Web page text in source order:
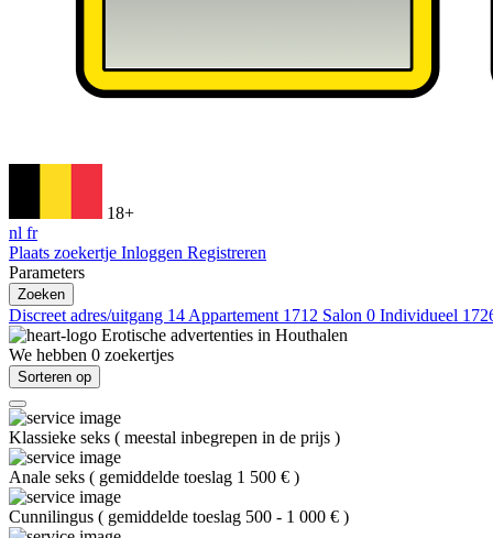
18+
nl fr
Plaats zoekertje Inloggen Registreren
Parameters
Zoeken
Discreet adres/uitgang 14 Appartement 1712 Salon 0 Individueel
Erotische advertenties in Houthalen
We hebben 0 zoekertjes
Sorteren op
Klassieke seks ( meestal inbegrepen in de prijs )
Anale seks ( gemiddelde toeslag 1 500 € )
Cunnilingus ( gemiddelde toeslag 500 - 1 000 € )